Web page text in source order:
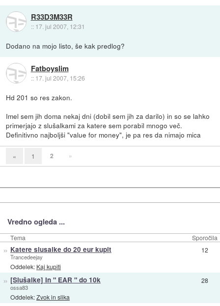
R33D3M33R
:: 17. jul 2007, 12:31
Dodano na mojo listo, še kak predlog?
Fatboyslim
:: 17. jul 2007, 15:26
Hd 201 so res zakon.
Imel sem jih doma nekaj dni (dobil sem jih za darilo) in so se lahko
primerjajo z slušalkami za katere sem porabil mnogo več.
Definitivno najboljši "value for money", je pa res da nimajo mica
« 1 2 »
Vredno ogleda ...
Tema Sporočila
» Katere slusalke do 20 eur kupit
Trancedeejay
Oddelek: Kaj kupiti
12
» [Slušalke] In " EAR " do 10k
ossa83
Oddelek:Zvok in slika
28